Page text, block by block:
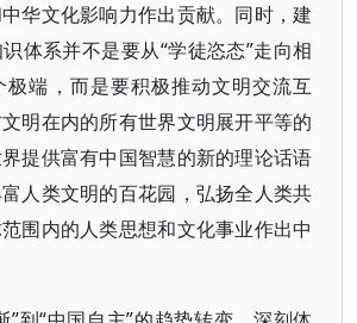
华文化影响力作出贡献。同时，建
体系并不是要从“学徒恣态”走向相
极端，而是要积极推动文明交流互
明在内的所有世界文明展开平等的
提供富有中国智慧的新的理论话语
人类文明的百花园，弘扬全人类共
围内的人类思想和文化事业作出中